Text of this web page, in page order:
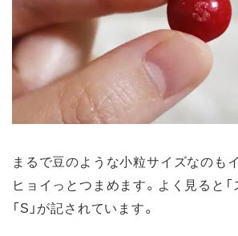
まるで豆のような小粒サイズなのもイ
ヒョイっとつまめます。よく見ると
「S」が記されています。